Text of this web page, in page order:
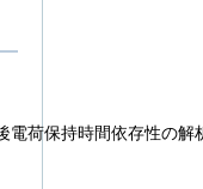
荷保持時間依存性の